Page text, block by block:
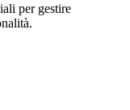
per gestire